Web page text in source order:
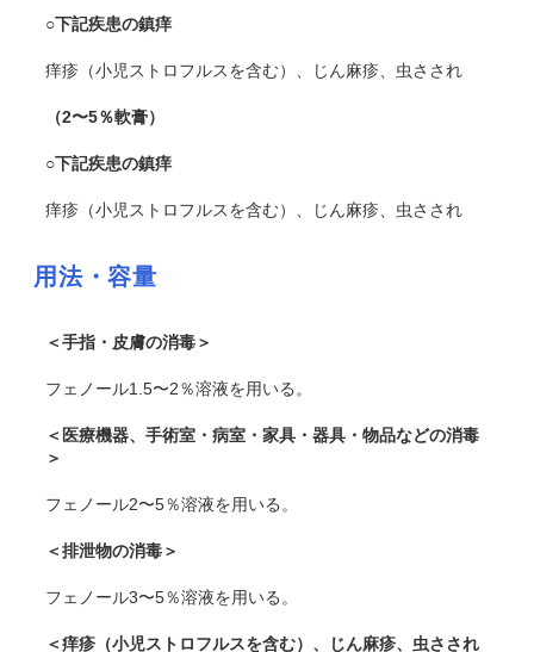
○下記疾患の鎮痒
痒疹（小児ストロフルスを含む）、じん麻疹、虫さされ
（2〜5％軟膏）
○下記疾患の鎮痒
痒疹（小児ストロフルスを含む）、じん麻疹、虫さされ
用法・容量
＜手指・皮膚の消毒＞
フェノール1.5〜2％溶液を用いる。
＜医療機器、手術室・病室・家具・器具・物品などの消毒
＞
フェノール2〜5％溶液を用いる。
＜排泄物の消毒＞
フェノール3〜5％溶液を用いる。
＜痒疹（小児ストロフルスを含む）、じん麻疹、虫さされ